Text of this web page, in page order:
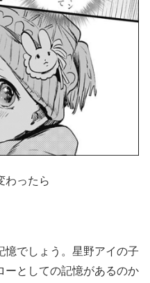
わったら
憶でしょう。星野アイの子
ーとしての記憶があるのか